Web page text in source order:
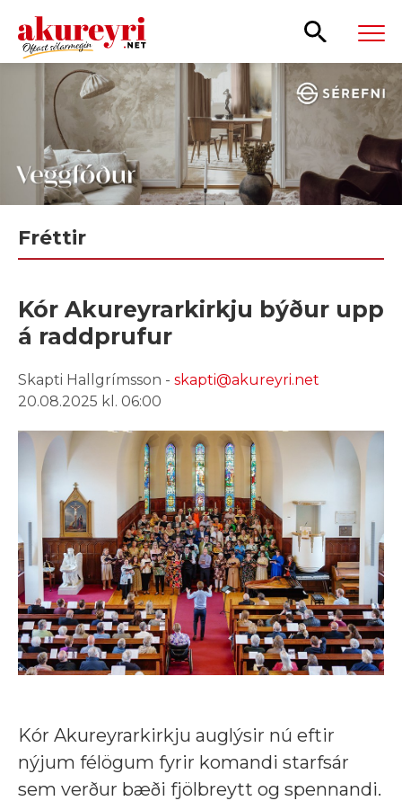
Leita
Fréttir
Kór Akureyrarkirkju býður upp
á raddprufur
Skapti Hallgrímsson - skapti@akureyri.net
20.08.2025 kl. 06:00
Kór Akureyrarkirkju auglýsir nú eftir
nýjum félögum fyrir komandi starfsár
sem verður bæði fjölbreytt og spennandi.